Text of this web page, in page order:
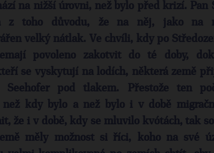
na nižší úrovni, než bylo před krizí. Pan
z toho důvodu, že na něj, jako na
velký nátlak. Ve chvíli, kdy po
povoleno zakotvit do té doby,
se vyskytují na lodích, některá země
Seehofer pod tlakem. Přestože ten
než kdy bylo a než bylo i v době
že i v době, kdy se mluvilo kvótách, tak
měly možnost si říci, koho na své